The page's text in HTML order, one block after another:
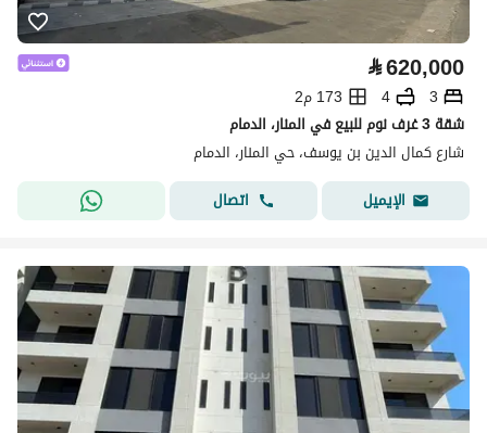
⃁620,000
3
4
173 م2
شقة 3 غرف نوم للبيع في المنار، الدمام
شارع كمال الدين بن يوسف، حي المنار، الدمام
الإيميل
اتصال